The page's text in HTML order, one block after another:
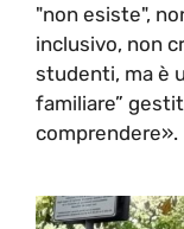
"non esiste",
inclusivo, non
studenti, ma è
familiare”
comprendere».